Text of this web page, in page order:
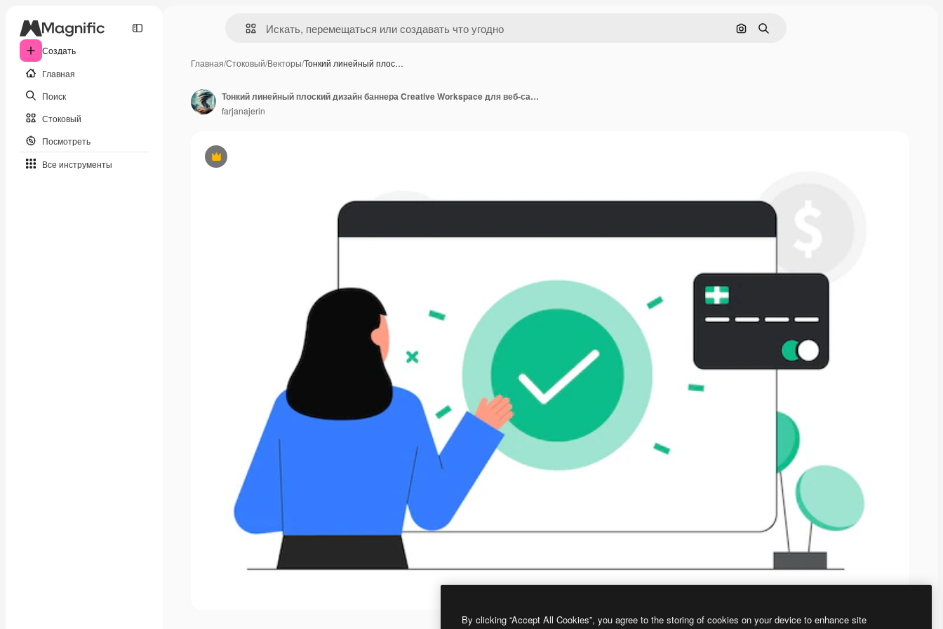
Создать
Главная
Поиск
Стоковый
Посмотреть
Все инструменты
Поиск по изображению
Поиск
Главная/Стоковый/Векторы/Тонкий линейный плос…
Премиум
Тонкий линейный плоский дизайн баннера Creative Workspace для веб-сайта и мобильного веб-сайта прост в использовании
farjanajerin
By clicking “Accept All Cookies”, you agree to the storing of cookies on your device to enhance site